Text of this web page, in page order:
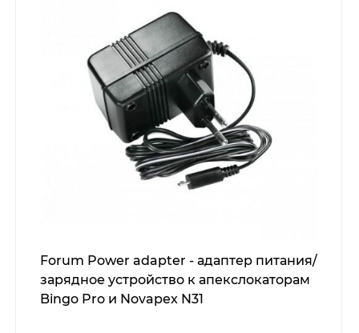
Forum Power adapter - адаптер питания/
зарядное устройство к апекслокаторам
Bingo Pro и Novapex N31